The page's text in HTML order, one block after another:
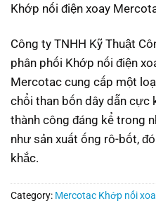
Khớp nối điện xoay
Công ty TNHH Kỹ Thuật
phân phối Khớp nối điện
Mercotac cung cấp một
chổi than bốn dây dẫn cực
thành công đáng kể trong
như sản xuất ống rô-bốt,
khắc.
Category: Mercotac Khớp nối